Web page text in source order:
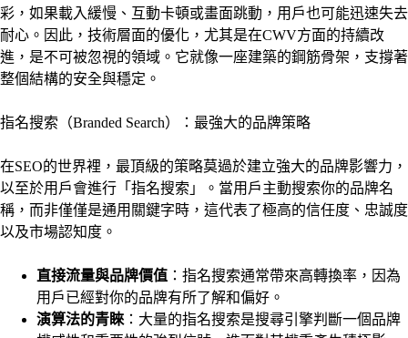
彩，如果載入緩慢、互動卡頓或畫面跳動，用戶也可能迅速失去
耐心。因此，技術層面的優化，尤其是在CWV方面的持續改
進，是不可被忽視的領域。它就像一座建築的鋼筋骨架，支撐著
整個結構的安全與穩定。
指名搜索（Branded Search）：最強大的品牌策略
在SEO的世界裡，最頂級的策略莫過於建立強大的品牌影響力，
以至於用戶會進行「指名搜索」。當用戶主動搜索你的品牌名
稱，而非僅僅是通用關鍵字時，這代表了極高的信任度、忠誠度
以及市場認知度。
直接流量與品牌價值 ：指名搜索通常帶來高轉換率，因為
用戶已經對你的品牌有所了解和偏好。
演算法的青睞 ：大量的指名搜索是搜尋引擎判斷一個品牌